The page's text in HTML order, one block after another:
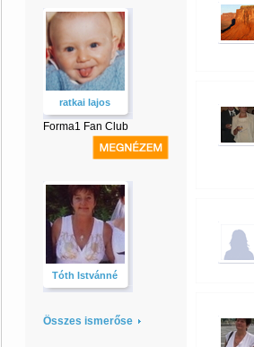
ratkai lajos
Forma1 Fan Club
Tóth Istvánné
Összes ismerőse